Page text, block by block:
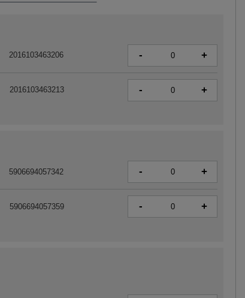
5906694057342 - +
5906694057359 - +
2016103463206 - +
2016103463213 - +